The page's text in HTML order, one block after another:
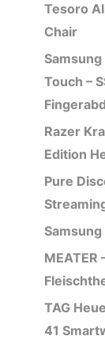
Tesoro
Chair
Samsung
Touch –
Razer
Edition
Pure
Samsung
MEATER
TAG
41